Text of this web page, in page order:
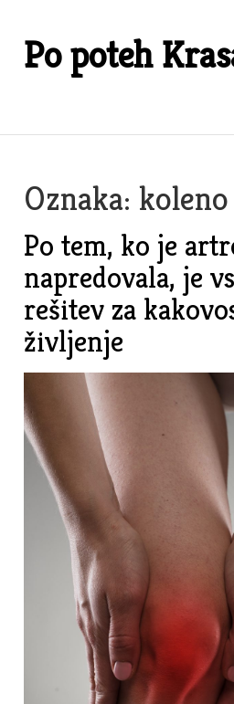
contentPo poteh
Oznaka:koleno
Po tem, ko je
napredovala, je
rešitev za
življenje